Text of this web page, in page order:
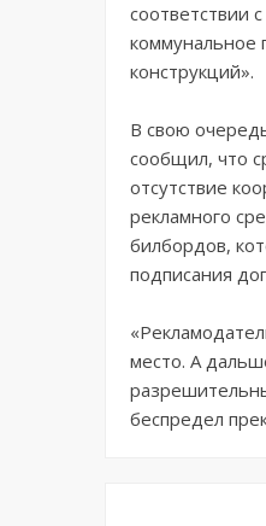
соответствии
коммунальное
конструкций».
В свою
сообщил, что
отсутствие
рекламного
билбордов,
подписания
место. А
беспредел